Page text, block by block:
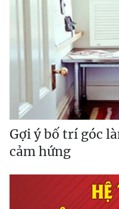
Gợi ý bố trí góc
cảm hứng